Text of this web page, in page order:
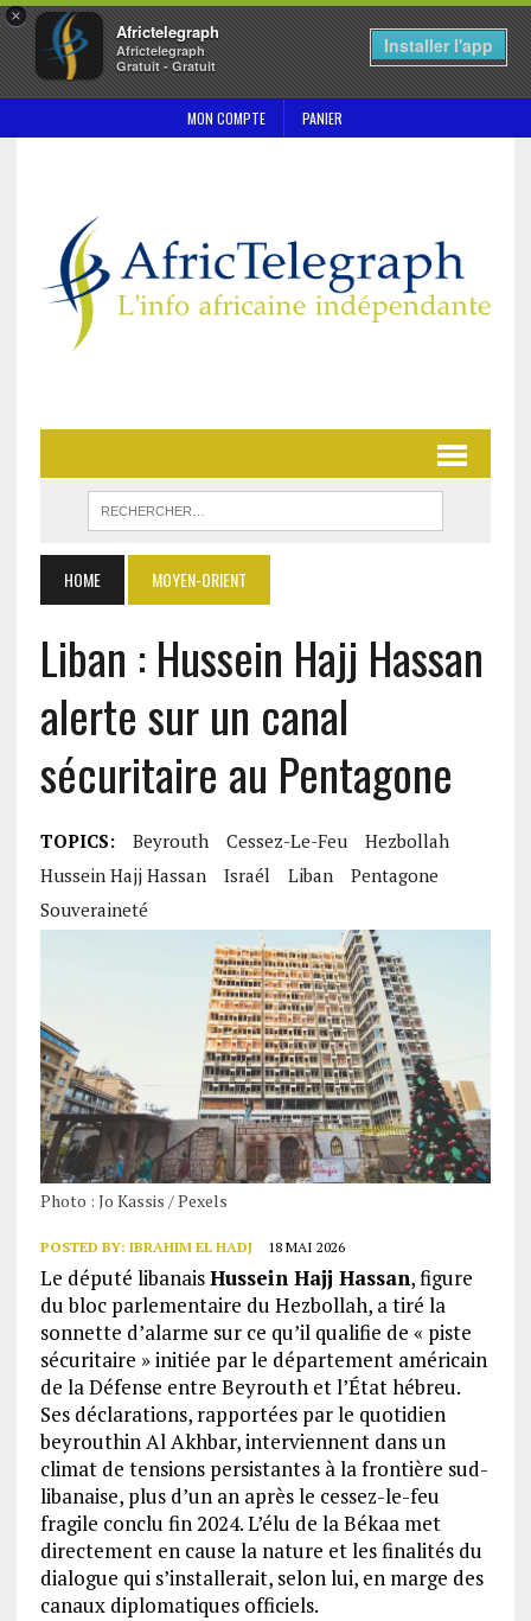
×
Africtelegraph
Africtelegraph
Gratuit - Gratuit
Installer l'app
MON COMPTE PANIER
HOME MOYEN-ORIENT
Liban : Hussein Hajj Hassan
alerte sur un canal
sécuritaire au Pentagone
TOPICS: Beyrouth Cessez-Le-Feu
Hezbollah
Hussein Hajj Hassan
Israél Liban
Pentagone
Souveraineté
Photo : Jo Kassis / Pexels
POSTED BY: IBRAHIM EL HADJ 18 MAI 2026
Le député libanaisHussein Hajj Hassan, figure
du bloc parlementaire du Hezbollah, a tiré la
sonnette d’alarme sur ce qu’il qualifie de « piste
sécuritaire » initiée par le département américain
de la Défense entre Beyrouth et l’État hébreu.
Ses déclarations, rapportées par le quotidien
beyrouthin Al Akhbar, interviennent dans un
climat de tensions persistantes à la frontière sud-
libanaise, plus d’un an après le cessez-le-feu
fragile conclu fin 2024. L’élu de la Békaa met
directement en cause la nature et les finalités du
dialogue qui s’installerait, selon lui, en marge des
canaux diplomatiques officiels.